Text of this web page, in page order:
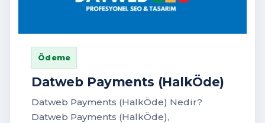
Ödeme
Datweb Payments (HalkÖde)
Datweb Payments (HalkÖde) Nedir?
Datweb Payments (HalkÖde),